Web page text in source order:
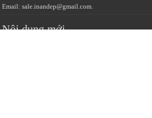
Email: sale.inandep@gmail.com.
Nội dung mới